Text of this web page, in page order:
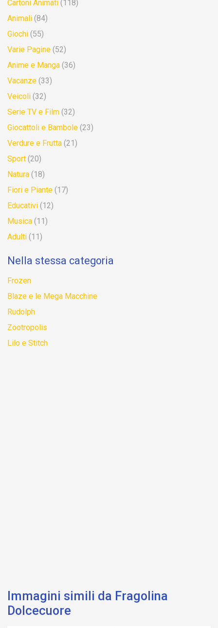
Cartoni Animati (118)
Animali (84)
Giochi (55)
Varie Pagine (52)
Anime e Manga (36)
Vacanze (33)
Veicoli (32)
Serie TV e Film (32)
Giocattoli e Bambole (23)
Verdure e Frutta (21)
Sport (20)
Natura (18)
Fiori e Piante (17)
Educativi (12)
Musica (11)
Adulti (11)
Nella stessa categoria
Frozen
Blaze e le Mega Macchine
Rudolph
Zootropolis
Lilo e Stitch
Immagini simili da Fragolina
Dolcecuore